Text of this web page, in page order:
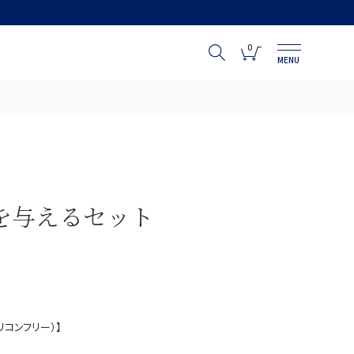
0
MENU
えるセット
ンフリー）】